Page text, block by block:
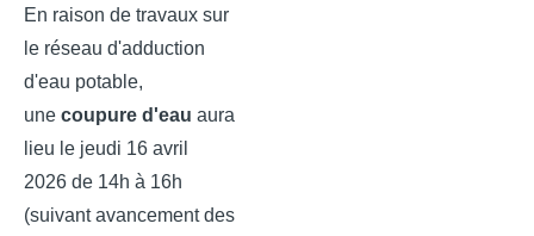
En raison de travaux sur
le réseau d'adduction
d'eau potable,
une coupure d'eau aura
lieu le jeudi 16 avril
2026 de 14h à 16h
(suivant avancement des